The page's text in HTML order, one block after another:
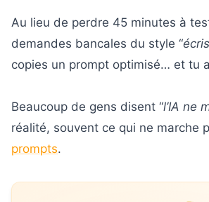
Au lieu de perdre 45 minutes à
demandes bancales du style “
copies un prompt optimisé… et tu
Beaucoup de gens disent “l’IA ne
réalité, souvent ce qui ne marche
prompts.